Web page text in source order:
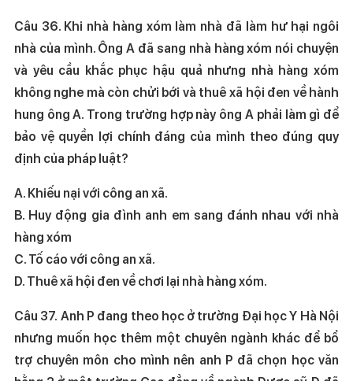
Câu 36. Khi nhà hàng xóm làm nhà đã làm hư hại ngôi
nhà của mình. Ông A đã sang nhà hàng xóm nói chuyện
và yêu cầu khắc phục hậu quả nhưng nhà hàng xóm
không nghe mà còn chửi bới và thuê xã hội đen về hành
hung ông A. Trong trường hợp này ông A phải làm gì để
bảo vệ quyền lợi chính đáng của mình theo đúng quy
định của pháp luật?
A. Khiếu nại với công an xã.
B. Huy động gia đình anh em sang đánh nhau với nhà
hàng xóm
C. Tố cáo với công an xã.
D. Thuê xã hội đen về chơi lại nhà hàng xóm.
Câu 37. Anh P đang theo học ở trường Đại học Y Hà Nội
nhưng muốn học thêm một chuyên ngành khác để bổ
trợ chuyên môn cho mình nên anh P đã chọn học văn